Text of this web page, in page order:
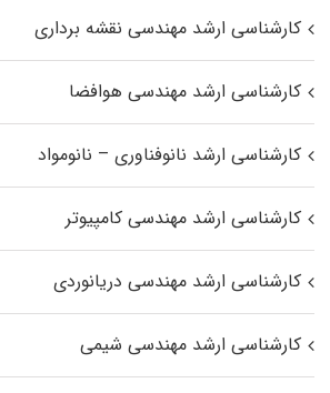
کارشناسی ارشد مهندسی نقشه برداری
کارشناسی ارشد مهندسی هوافضا
کارشناسی ارشد نانوفناوری – نانومواد
کارشناسی ارشد مهندسی کامپیوتر
کارشناسی ارشد مهندسی دریانوردی
کارشناسی ارشد مهندسی شیمی